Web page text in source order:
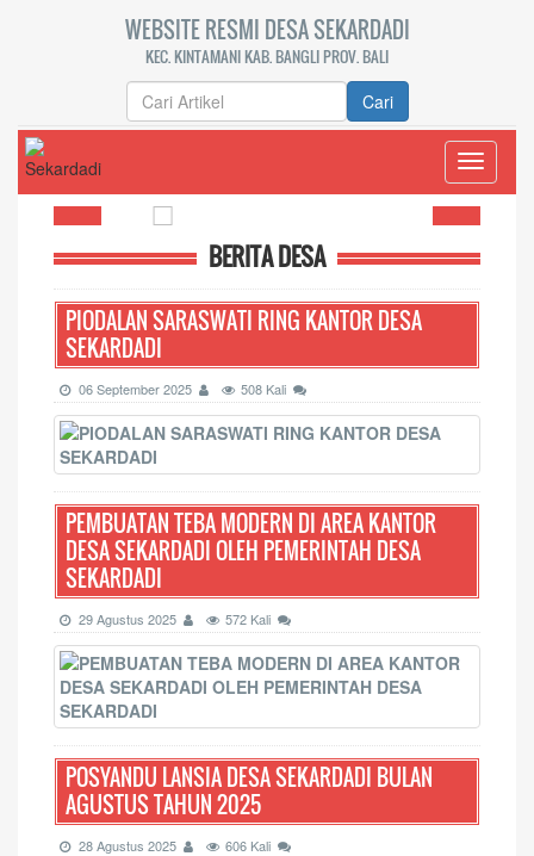
WEBSITE RESMI DESA SEKARDADI
KEC. KINTAMANI KAB. BANGLI PROV. BALI
Cari
Toggle
BERITA DESA
PIODALAN SARASWATI RING KANTOR DESA
SEKARDADI
06 September 2025 508 Kali
PEMBUATAN TEBA MODERN DI AREA KANTOR
DESA SEKARDADI OLEH PEMERINTAH DESA
SEKARDADI
29 Agustus 2025 572 Kali
POSYANDU LANSIA DESA SEKARDADI BULAN
AGUSTUS TAHUN 2025
28 Agustus 2025 606 Kali